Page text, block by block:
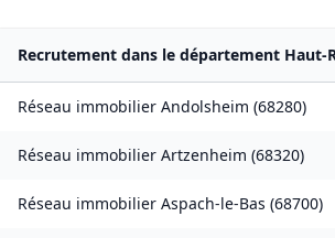
Recrutement dans le département Haut-
Réseau immobilier Andolsheim (68280)
Réseau immobilier Artzenheim (68320)
Réseau immobilier Aspach-le-Bas (68700)